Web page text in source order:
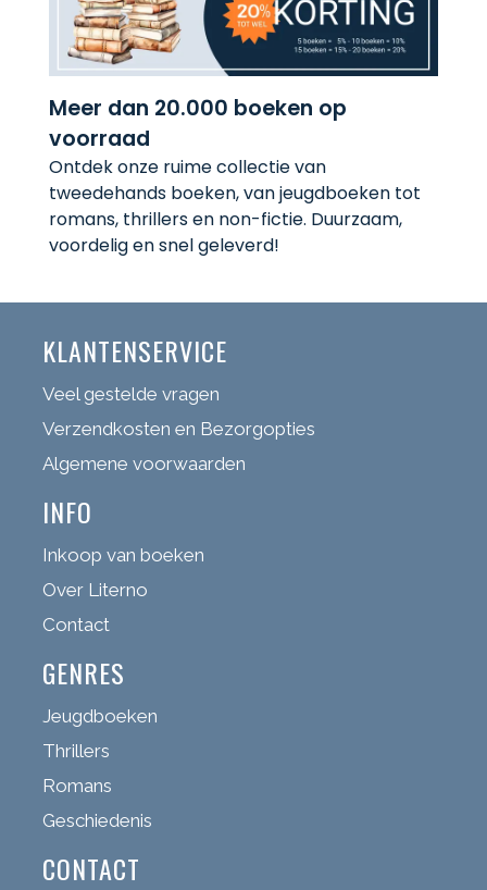
Meer dan 20.000 boeken op
voorraad
Ontdek onze ruime collectie van
tweedehands boeken, van jeugdboeken tot
romans, thrillers en non-fictie. Duurzaam,
voordelig en snel geleverd!
KLANTENSERVICE
Veel gestelde vragen
Verzendkosten en Bezorgopties
Algemene voorwaarden
INFO
Inkoop van boeken
Over Literno
Contact
GENRES
Jeugdboeken
Thrillers
Romans
Geschiedenis
CONTACT